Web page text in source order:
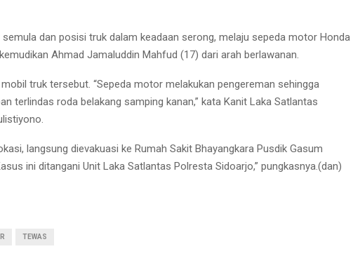
dan posisi truk dalam keadaan serong, melaju sepeda motor Honda
Ahmad Jamaluddin Mahfud (17) dari arah berlawanan.
truk tersebut. “Sepeda motor melakukan pengereman sehingga
terlindas roda belakang samping kanan,” kata Kanit Laka Satlantas
langsung dievakuasi ke Rumah Sakit Bhayangkara Pusdik Gasum
ini ditangani Unit Laka Satlantas Polresta Sidoarjo,” pungkasnya.(dan)
TEWAS